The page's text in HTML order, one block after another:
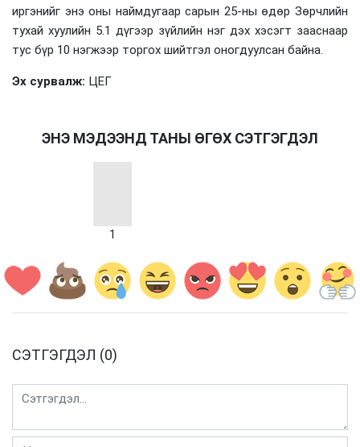
иргэнийг энэ оны наймдугаар сарын 25-ны өдөр Зөрчлийн
тухай хуулийн 5.1 дүгээр зүйлийн нэг дэх хэсэгт зааснаар
тус бүр 10 нэгжээр торгох шийтгэл оногдуулсан байна.
Эх сурвалж: ЦЕГ
ЭНЭ МЭДЭЭНД ТАНЫ ӨГӨХ СЭТГЭГДЭЛ
1
СЭТГЭГДЭЛ (0)